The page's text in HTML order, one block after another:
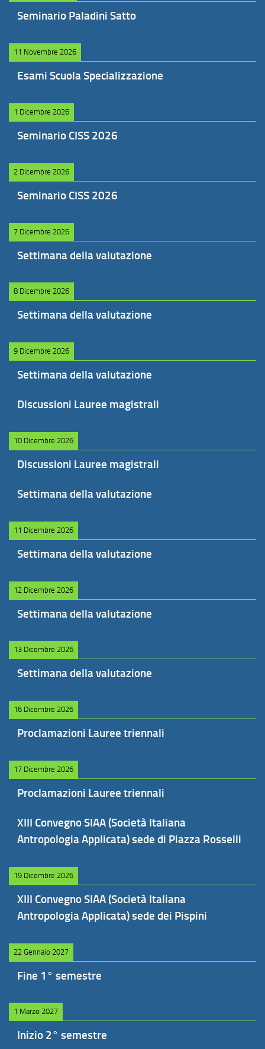
Seminario Paladini Satto
11 Novembre 2026
Esami Scuola Specializzazione
1 Dicembre 2026
Seminario CISS 2026
2 Dicembre 2026
Seminario CISS 2026
7 Dicembre 2026
Settimana della valutazione
8 Dicembre 2026
Settimana della valutazione
9 Dicembre 2026
Settimana della valutazione
Discussioni Lauree magistrali
10 Dicembre 2026
Discussioni Lauree magistrali
Settimana della valutazione
11 Dicembre 2026
Settimana della valutazione
12 Dicembre 2026
Settimana della valutazione
13 Dicembre 2026
Settimana della valutazione
16 Dicembre 2026
Proclamazioni Lauree triennali
17 Dicembre 2026
Proclamazioni Lauree triennali
XIII Convegno SIAA (Società Italiana
Antropologia Applicata) sede di Piazza Rosselli
19 Dicembre 2026
XIII Convegno SIAA (Società Italiana
Antropologia Applicata) sede dei Pispini
22 Gennaio 2027
Fine 1° semestre
1 Marzo 2027
Inizio 2° semestre